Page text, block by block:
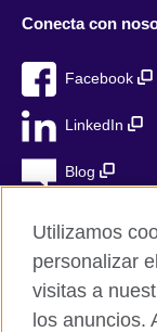
Conecta con
Facebook
LinkedIn
Blog
British Council
Privacidad
Utilizamos
personalizar
visitas a
los anuncios.